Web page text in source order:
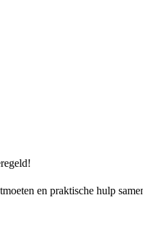
en praktische hulp